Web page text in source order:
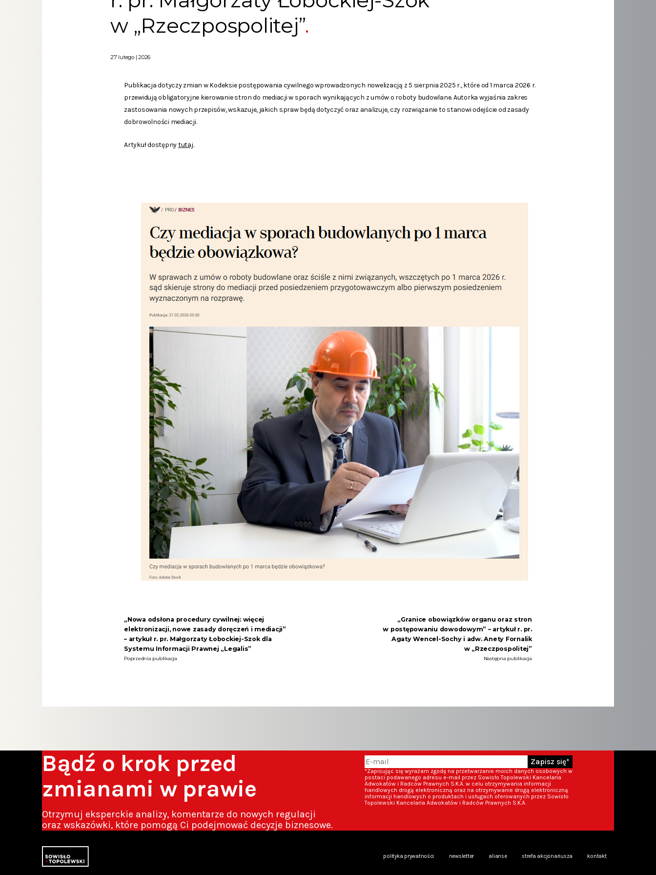
w „Rzeczpospolitej”
27 lutego | 2026
Publikacja dotyczy zmian w Kodeksie postępowania cywilnego wprowadzonych nowelizacją z 5 sierpnia 2025 r., które od 1 marca 2026 r.
przewidują obligatoryjne kierowanie stron do mediacji w sporach wynikających z umów o roboty budowlane. Autorka wyjaśnia zakres
zastosowania nowych przepisów, wskazuje, jakich spraw będą dotyczyć oraz analizuje, czy rozwiązanie to stanowi odejście od zasady
dobrowolności mediacji.
Artykuł dostępnytutaj.
„Nowa odsłona procedury cywilnej: więcej
elektronizacji, nowe zasady doręczeń i mediacji”
– artykuł r. pr. Małgorzaty Łobockiej-Szok dla
Systemu Informacji Prawnej „Legalis”
Poprzednia publikacja
„Granice obowiązków organu oraz stron
w postępowaniu dowodowym” – artykuł r. pr.
Agaty Wencel-Sochy i adw. Anety Fornalik
w „Rzeczpospolitej”
Następna publikacja
Bądź o krok przed
zmianami w prawie
Otrzymuj eksperckie analizy, komentarze do nowych regulacji
oraz wskazówki, które pomogą Ci podejmować decyzje biznesowe.
*Zapisując się wyrażam zgodę na przetwarzanie moich danych osobowych w
postaci podawanego adresu e-mail przez Sowisło Topolewski Kancelaria
Adwokatów i Radców Prawnych S.K.A. w celu otrzymywania informacji
handlowych drogą elektroniczną oraz na otrzymywanie drogą elektroniczną
informacji handlowych o produktach i usługach oferowanych przez Sowisło
Topolewski Kancelaria Adwokatów i Radców Prawnych S.K.A.
Zapisz się*
polityka prywatności newsletter alianse strefa akcjonariusza kontakt